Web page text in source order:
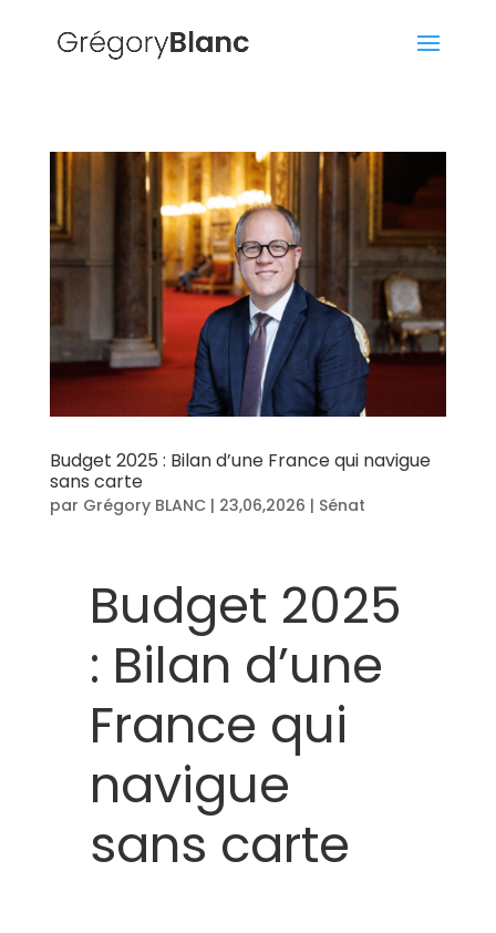
Budget 2025 : Bilan d’une France qui navigue
sans carte
par Grégory BLANC| 23,06,2026 | Sénat
Budget 2025
: Bilan d’une
France qui
navigue
sans carte